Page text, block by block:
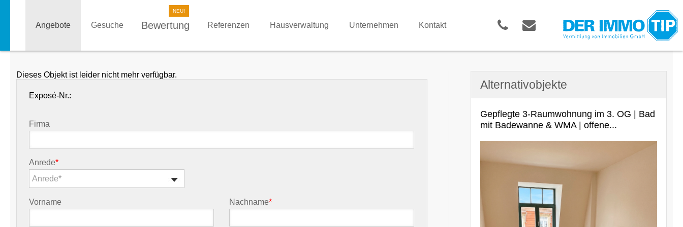
Angebote Gesuche Bewertung Referenzen Hausverwaltung Unternehmen Kontakt
Dieses Objekt ist leider nicht mehr verfügbar.
Exposé-Nr.:
Firma
Anrede*
Anrede*
Vorname Nachname*
Alternativobjekte
Gepflegte 3-Raumwohnung im 3. OG | Bad
mit Badewanne & WMA | offene...